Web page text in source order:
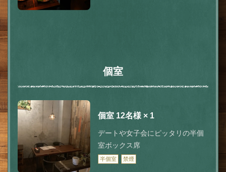
個室
個室 12名様 × 1
デートや女子会にピッタリの半個
室ボックス席
半個室 禁煙